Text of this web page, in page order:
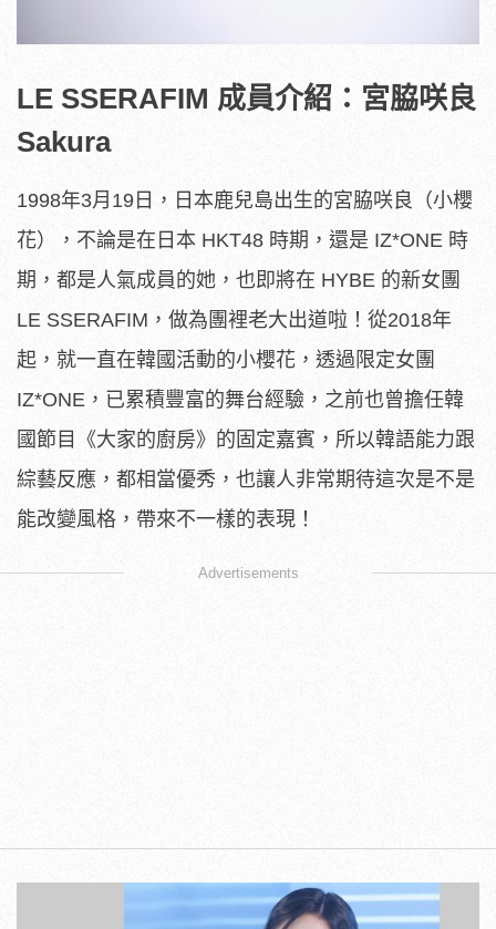
LE SSERAFIM 成員介紹：宮脇咲良
Sakura
1998年3月19日，日本鹿兒島出生的宮脇咲良（小櫻
花），不論是在日本 HKT48 時期，還是 IZ*ONE 時
期，都是人氣成員的她，也即將在 HYBE 的新女團
LE SSERAFIM，做為團裡老大出道啦！從2018年
起，就一直在韓國活動的小櫻花，透過限定女團
IZ*ONE，已累積豐富的舞台經驗，之前也曾擔任韓
國節目《大家的廚房》的固定嘉賓，所以韓語能力跟
綜藝反應，都相當優秀，也讓人非常期待這次是不是
能改變風格，帶來不一樣的表現！
Advertisements